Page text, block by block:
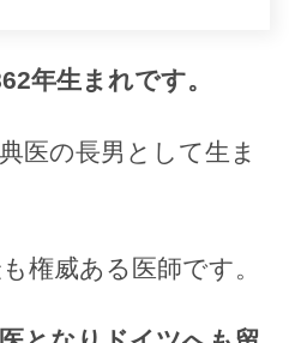
年生まれです。
医の長男として生ま
権威ある医師です。